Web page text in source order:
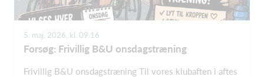
5. maj. 2026, kl. 09.16
Forsøg: Frivillig B&U onsdagstræning
Frivillig B&U onsdagstræning Til vores klubaften i aftes